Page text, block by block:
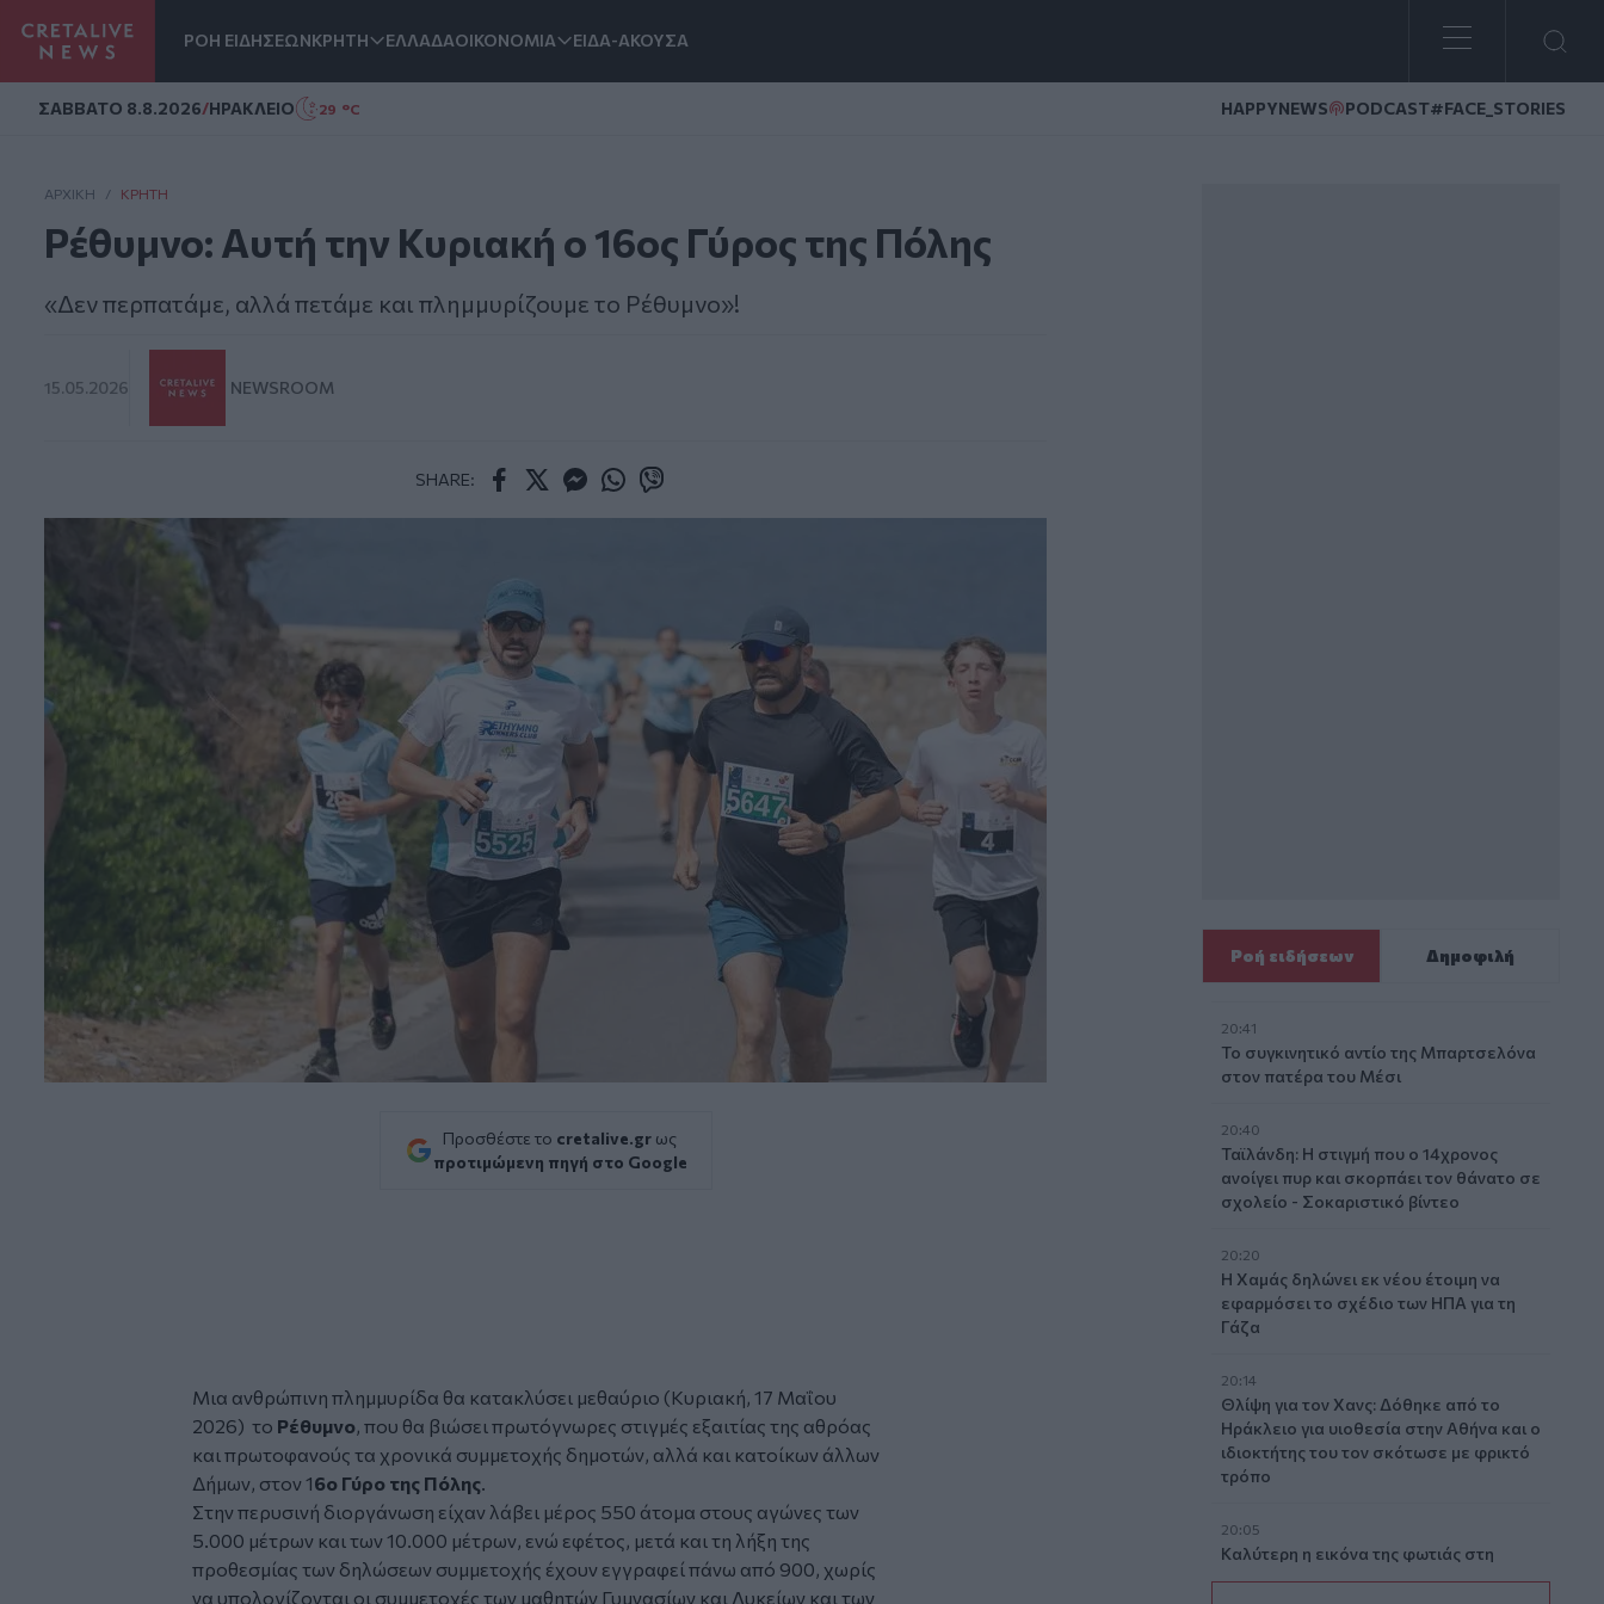
ΡΟΗ ΕΙΔΗΣΕΩΝΚΡΗΤΗ ΕΛΛΑΔΑΟΙΚΟΝΟΜΙΑ ΕΙΔΑ-ΑΚΟΥΣΑ
ΣAΒΒΑΤΟ 8.8.2026/ΗΡΑΚΛΕΙΟ 29 °C HAPPYNEWS PODCAST#FACE_STORIES
ΑΡΧΙΚΗ / ΚΡΉΤΗ
Ρέθυμνο: Αυτή την Κυριακή ο 16ος Γύρος της Πόλης
«Δεν περπατάμε, αλλά πετάμε και πλημμυρίζουμε το Ρέθυμνο»!
15.05.2026 NEWSROOM
SHARE:
Προσθέστε το cretalive.gr ως
προτιμώμενη πηγή στο Google
Μια ανθρώπινη πλημμυρίδα θα κατακλύσει μεθαύριο (Κυριακή, 17 Μαΐου
2026) το Ρέθυμνο, που θα βιώσει πρωτόγνωρες στιγμές εξαιτίας της αθρόας
και πρωτοφανούς τα χρονικά συμμετοχής δημοτών, αλλά και κατοίκων άλλων
Δήμων, στον 16ο Γύρο της Πόλης.
Στην περυσινή διοργάνωση είχαν λάβει μέρος 550 άτομα στους αγώνες των
5.000 μέτρων και των 10.000 μέτρων, ενώ εφέτος, μετά και τη λήξη της
προθεσμίας των δηλώσεων συμμετοχής έχουν εγγραφεί πάνω από 900, χωρίς
να υπολογίζονται οι συμμετοχές των μαθητών Γυμνασίων και Λυκείων και των
Ροή ειδήσεων Δημοφιλή
20:41
Το συγκινητικό αντίο της Μπαρτσελόνα
στον πατέρα του Μέσι
20:40
Ταϊλάνδη: Η στιγμή που ο 14χρονος
ανοίγει πυρ και σκορπάει τον θάνατο σε
σχολείο - Σοκαριστικό βίντεο
20:20
Η Χαμάς δηλώνει εκ νέου έτοιμη να
εφαρμόσει το σχέδιο των ΗΠΑ για τη
Γάζα
20:14
Θλίψη για τον Χανς: Δόθηκε από το
Ηράκλειο για υιοθεσία στην Αθήνα και ο
ιδιοκτήτης του τον σκότωσε με φρικτό
τρόπο
20:05
Καλύτερη η εικόνα της φωτιάς στη
Μικρή Βίγλα της Νάξου